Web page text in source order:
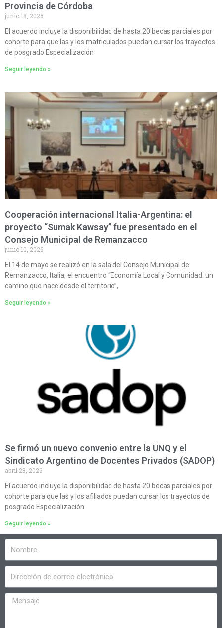
Provincia de Córdoba
junio 18, 2026
El acuerdo incluye la disponibilidad de hasta 20 becas parciales por
cohorte para que las y los matriculados puedan cursar los trayectos
de posgrado Especialización
Seguir leyendo »
Cooperación internacional Italia-Argentina: el
proyecto “Sumak Kawsay” fue presentado en el
Consejo Municipal de Remanzacco
junio 10, 2026
El 14 de mayo se realizó en la sala del Consejo Municipal de
Remanzacco, Italia, el encuentro “Economía Local y Comunidad: un
camino que nace desde el territorio”,
Seguir leyendo »
Se firmó un nuevo convenio entre la UNQ y el
Sindicato Argentino de Docentes Privados (SADOP)
abril 28, 2026
El acuerdo incluye la disponibilidad de hasta 20 becas parciales por
cohorte para que las y los afiliados puedan cursar los trayectos de
posgrado Especialización
Seguir leyendo »